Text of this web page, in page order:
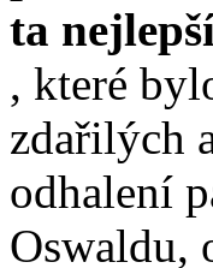
ta
, které
zdařilých
odhalení
Oswaldu,